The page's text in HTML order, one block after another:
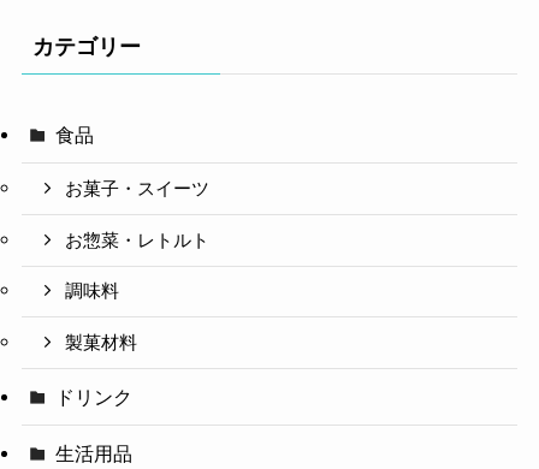
カテゴリー
食品
お菓子・スイーツ
お惣菜・レトルト
調味料
製菓材料
ドリンク
生活用品